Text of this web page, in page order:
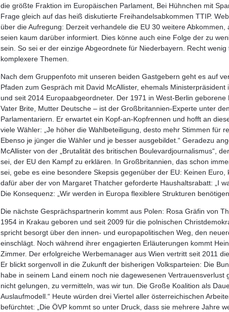
die größte Fraktion im Europäischen Parlament, Bei Hühnchen mit
Frage gleich auf das heiß diskutierte Freihandelsabkommen TTIP.
über die Aufregung: Derzeit verhandele die EU 30 weitere Abkommen,
seien kaum darüber informiert. Dies könne auch eine Folge der zu
sein. So sei er der einzige Abgeordnete für Niederbayern. Recht wenig
komplexere Themen.
Nach dem Gruppenfoto mit unseren beiden Gastgebern geht es auf
Pfaden zum Gespräch mit David McAllister, ehemals Ministerpräsident
und seit 2014 Europaabgeordneter. Der 1971 in West-Berlin geborene
Vater Brite, Mutter Deutsche – ist der Großbritannien-Experte unter
Parlamentariern. Er erwartet ein Kopf-an-Kopfrennen und hofft an
viele Wähler: „Je höher die Wahlbeteiligung, desto mehr Stimmen für
Ebenso je jünger die Wähler und je besser ausgebildet.“ Geradezu
McAllister von der „Brutalität des britischen Boulevardjournalismus“,
sei, der EU den Kampf zu erklären. In Großbritannien, das schon
sei, gebe es eine besondere Skepsis gegenüber der EU: Keinen Euro,
dafür aber der von Margaret Thatcher geforderte Haushaltsrabatt: „I
Die Konsequenz: „Wir werden in Europa flexiblere Strukturen
Die nächste Gesprächspartnerin kommt aus Polen: Rosa Gräfin von
1954 in Krakau geboren und seit 2009 für die polnischen
spricht besorgt über den innen- und europapolitischen Weg, den
einschlägt. Noch während ihrer engagierten Erläuterungen kommt
Zimmer. Der erfolgreiche Werbemanager aus Wien vertritt seit 2011
Er blickt sorgenvoll in die Zukunft der bisherigen Volksparteien: Die
habe in seinem Land einem noch nie dagewesenen Vertrauensverlust
nicht gelungen, zu vermitteln, was wir tun. Die Große Koalition als
Auslaufmodell.“ Heute würden drei Viertel aller österreichischen
befürchtet: „Die ÖVP kommt so unter Druck, dass sie mehrere Jahre